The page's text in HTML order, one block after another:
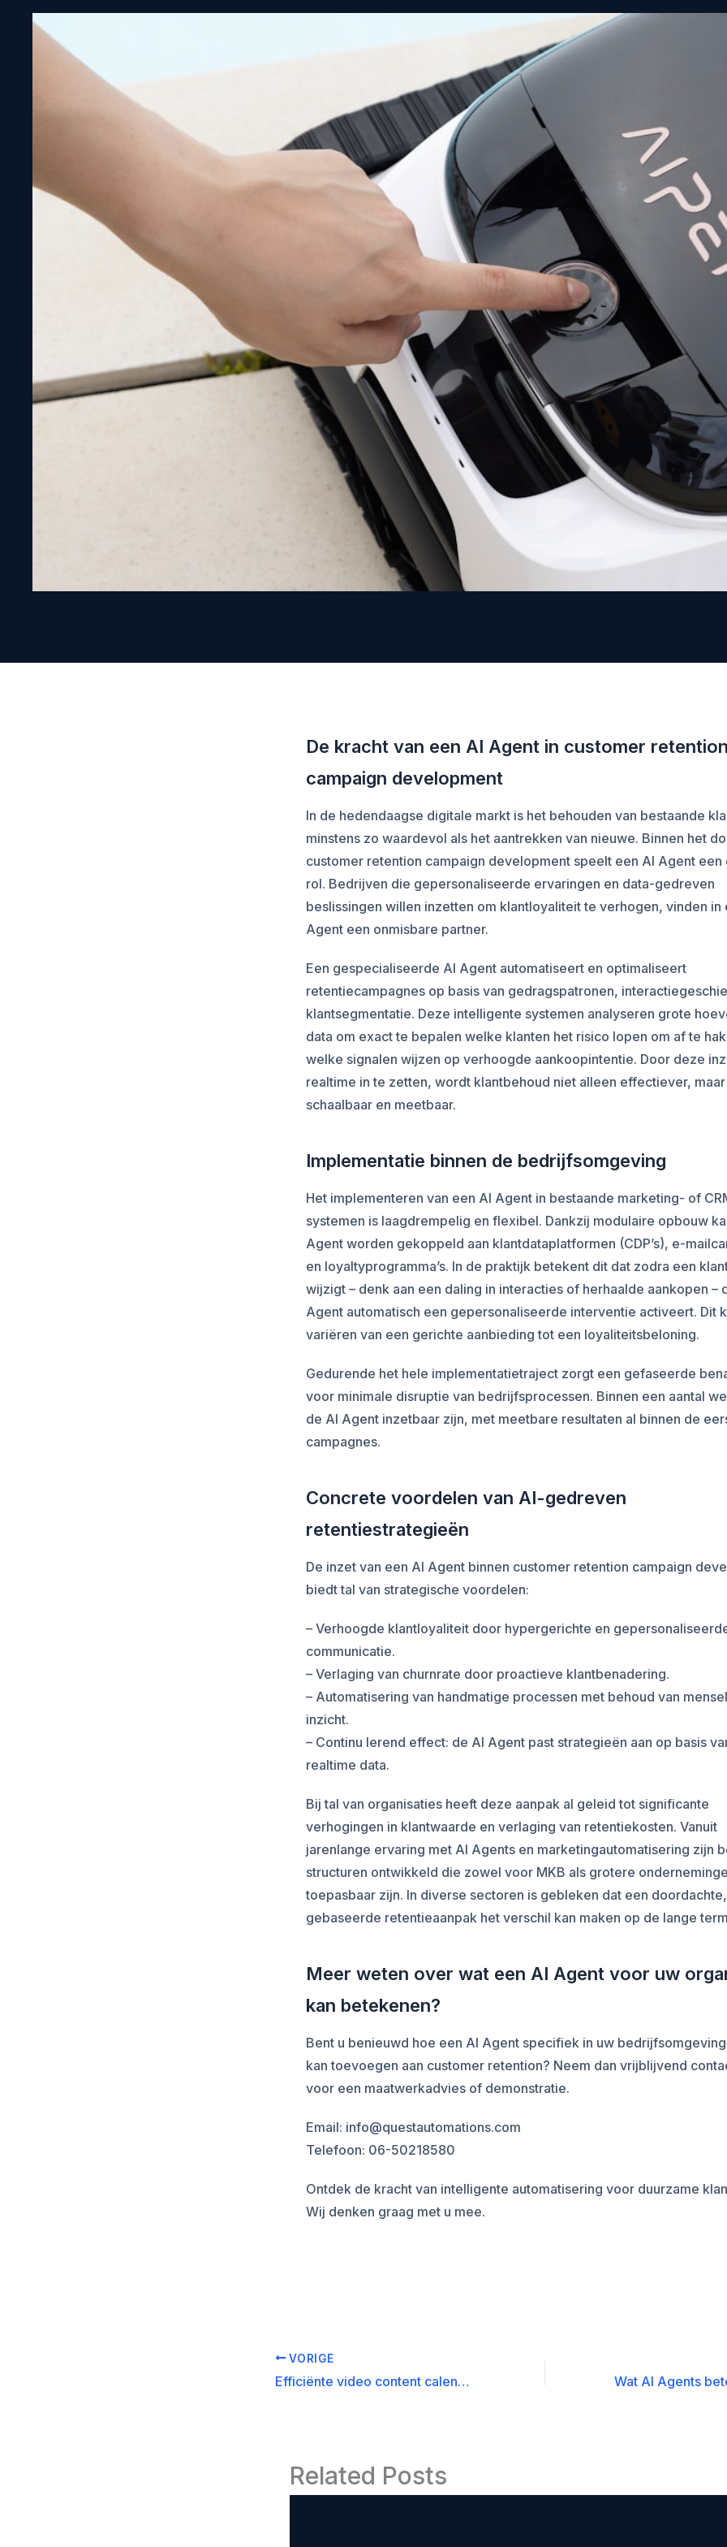
De kracht van een AI Agent in customer retention
campaign development
In de hedendaagse digitale markt is het behouden van bestaande
minstens zo waardevol als het aantrekken van nieuwe. Binnen het
customer retention campaign development speelt een AI Agent een
rol. Bedrijven die gepersonaliseerde ervaringen en data-gedreven
beslissingen willen inzetten om klantloyaliteit te verhogen, vinden in
Agent een onmisbare partner.
Een gespecialiseerde AI Agent automatiseert en optimaliseert
retentiecampagnes op basis van gedragspatronen,
klantsegmentatie. Deze intelligente systemen analyseren grote
data om exact te bepalen welke klanten het risico lopen om af te
welke signalen wijzen op verhoogde aankoopintentie. Door deze
realtime in te zetten, wordt klantbehoud niet alleen effectiever,
schaalbaar en meetbaar.
Implementatie binnen de bedrijfsomgeving
Het implementeren van een AI Agent in bestaande marketing- of
systemen is laagdrempelig en flexibel. Dankzij modulaire opbouw
Agent worden gekoppeld aan klantdataplatformen (CDP’s), e-
en loyaltyprogramma’s. In de praktijk betekent dit dat zodra een
wijzigt – denk aan een daling in interacties of herhaalde aankopen –
Agent automatisch een gepersonaliseerde interventie activeert. Dit
variëren van een gerichte aanbieding tot een loyaliteitsbeloning.
Gedurende het hele implementatietraject zorgt een gefaseerde
voor minimale disruptie van bedrijfsprocessen. Binnen een aantal
de AI Agent inzetbaar zijn, met meetbare resultaten al binnen de
campagnes.
Concrete voordelen van AI-gedreven
retentiestrategieën
De inzet van een AI Agent binnen customer retention campaign
biedt tal van strategische voordelen:
– Verhoogde klantloyaliteit door hypergerichte en
communicatie.
– Verlaging van churnrate door proactieve klantbenadering.
– Automatisering van handmatige processen met behoud van
inzicht.
– Continu lerend effect: de AI Agent past strategieën aan op basis
realtime data.
Bij tal van organisaties heeft deze aanpak al geleid tot significante
verhogingen in klantwaarde en verlaging van retentiekosten. Vanuit
jarenlange ervaring met AI Agents en marketingautomatisering zijn
structuren ontwikkeld die zowel voor MKB als grotere
toepasbaar zijn. In diverse sectoren is gebleken dat een
gebaseerde retentieaanpak het verschil kan maken op de lange
Meer weten over wat een AI Agent voor uw
kan betekenen?
Bent u benieuwd hoe een AI Agent specifiek in uw
kan toevoegen aan customer retention? Neem dan vrijblijvend
voor een maatwerkadvies of demonstratie.
Email: info@questautomations.com
Telefoon: 06-50218580
Ontdek de kracht van intelligente automatisering voor duurzame
Wij denken graag met u mee.
VORIGE
Efficiënte video content calendar planning met behulp van een AI Agent
Related Posts